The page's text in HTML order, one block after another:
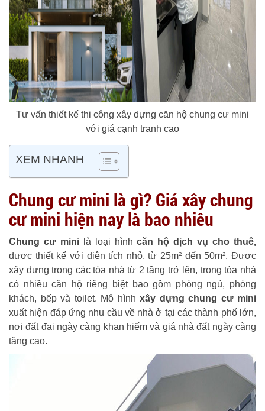
Tư vấn thiết kế thi công xây dựng căn hộ chung cư mini
với giá cạnh tranh cao
XEM NHANH
Chung cư mini là gì? Giá xây chung
cư mini hiện nay là bao nhiêu
Chung cư minilà loại hìnhcăn hộ dịch vụ cho thuê,
được thiết kế với diện tích nhỏ, từ 25m² đến 50m². Được
xây dựng trong các tòa nhà từ 2 tầng trở lên, trong tòa nhà
có nhiều căn hộ riêng biệt bao gồm phòng ngủ, phòng
khách, bếp và toilet. Mô hình xây dựng chung cư mini
xuất hiện đáp ứng nhu cầu về nhà ở tại các thành phố lớn,
nơi đất đai ngày càng khan hiếm và giá nhà đất ngày càng
tăng cao.